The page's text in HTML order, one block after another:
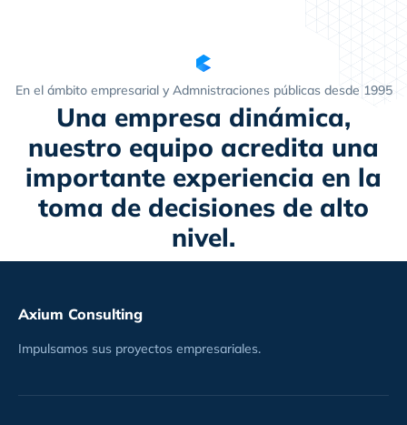
En el ámbito empresarial y Admnistraciones públicas desde 1995
Una empresa dinámica,
nuestro equipo acredita una
importante experiencia en la
toma de decisiones de alto
nivel.
Axium Consulting
Impulsamos sus proyectos empresariales.